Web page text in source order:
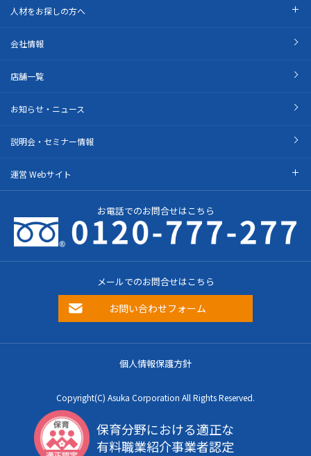
人材をお探しの方へ
会社情報
店舗一覧
お知らせ・ニュース
説明会・セミナー情報
運営 Webサイト
お電話でのお問合せはこちら
メールでのお問合せはこちら
お問い合わせフォーム
個人情報保護方針
Copyright(C) Asuka Corporation All Rights Reserved.
保育分野における適正な
有料職業紹介事業者認定